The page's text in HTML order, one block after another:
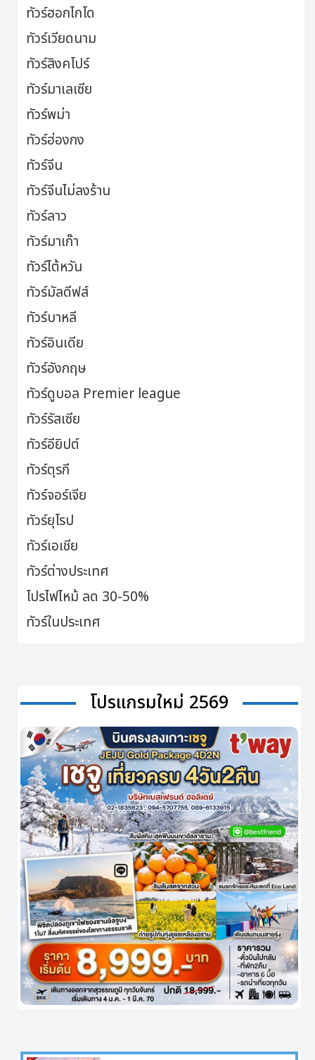
ทัวร์ฮอกไกโด
ทัวร์เวียดนาม
ทัวร์สิงคโปร์
ทัวร์มาเลเซีย
ทัวร์พม่า
ทัวร์ฮ่องกง
ทัวร์จีน
ทัวร์จีนไม่ลงร้าน
ทัวร์ลาว
ทัวร์มาเก๊า
ทัวร์ไต้หวัน
ทัวร์มัลดีฟส์
ทัวร์บาหลี
ทัวร์อินเดีย
ทัวร์อังกฤษ
ทัวร์ดูบอล Premier league
ทัวร์รัสเซีย
ทัวร์อียิปต์
ทัวร์ตุรกี
ทัวร์จอร์เจีย
ทัวร์ยุโรป
ทัวร์เอเชีย
ทัวร์ต่างประเทศ
โปรไฟไหม้ ลด 30-50%
ทัวร์ในประเทศ
โปรแกรมใหม่ 2569